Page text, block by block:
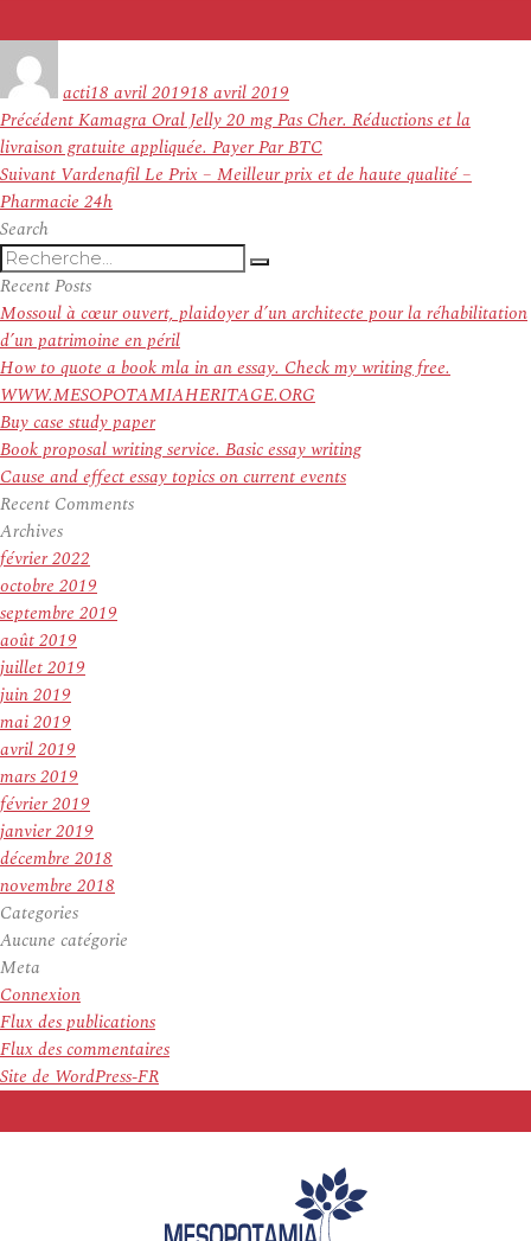
actile
18 avril 201918 avril 2019
Navigation
de
l’article
PrécédentArticle
précédent :
Kamagra Oral Jelly 20 mg Pas Cher. Réductions et la
livraison gratuite appliquée. Payer Par BTC
Suivant Article
suivant :
Vardenafil Le Prix – Meilleur prix et de haute qualité –
Pharmacie 24h
Search
Recherche
pour
:
Recherche
Recent Posts
Mossoul à cœur ouvert, plaidoyer d’un architecte pour la réhabilitation
d’un patrimoine en péril
How to quote a book mla in an essay. Check my writing free.
WWW.MESOPOTAMIAHERITAGE.ORG
Buy case study paper
Book proposal writing service. Basic essay writing
Cause and effect essay topics on current events
Recent Comments
Archives
février 2022
octobre 2019
septembre 2019
août 2019
juillet 2019
juin 2019
mai 2019
avril 2019
mars 2019
février 2019
janvier 2019
décembre 2018
novembre 2018
Categories
Aucune catégorie
Meta
Connexion
Flux des publications
Flux des commentaires
Site de WordPress-FR